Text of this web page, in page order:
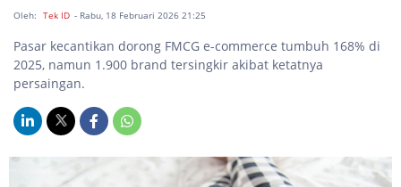
Oleh: Tek ID - Rabu, 18 Februari 2026 21:25
Pasar kecantikan dorong FMCG e-commerce tumbuh 168% di
2025, namun 1.900 brand tersingkir akibat ketatnya
persaingan.